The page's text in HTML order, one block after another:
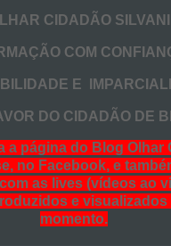
CIDADÃO
COM
E
CIDADÃO DE
a página do Blog Olhar
no Facebook, e
as lives (vídeos ao
e visualizados
momento.